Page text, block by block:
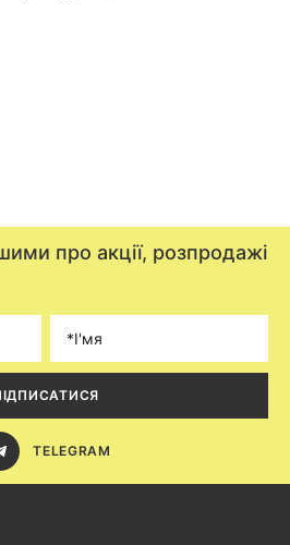
про акції, розпродажі
TELEGRAM